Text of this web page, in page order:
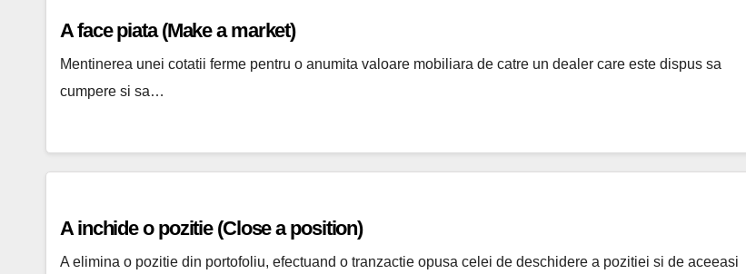
A face piata (Make a market)
Mentinerea unei cotatii ferme pentru o anumita valoare mobiliara de catre un dealer care este dispus sa
cumpere si sa…
A inchide o pozitie (Close a position)
A elimina o pozitie din portofoliu, efectuand o tranzactie opusa celei de deschidere a pozitiei si de aceeasi